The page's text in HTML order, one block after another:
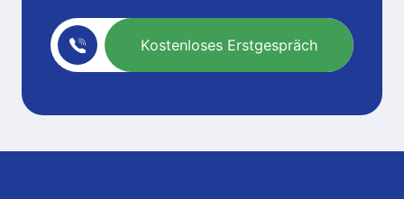
Kostenloses Erstgespräch